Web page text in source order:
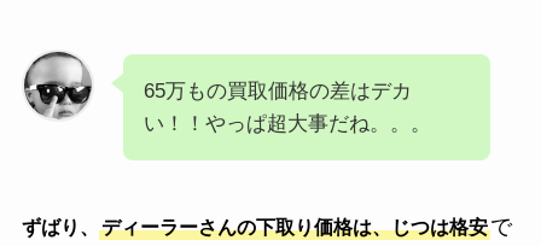
65万もの買取価格の差はデカ
い！！やっぱ超大事だね。。。
ずばり、 ディーラーさんの下取り価格は、じつは格安で